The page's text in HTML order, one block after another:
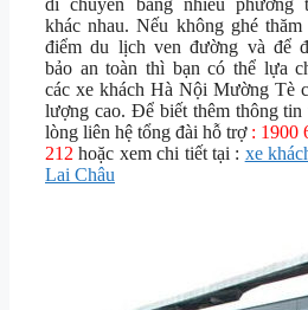
di chuyển bằng nhiều phương
khác nhau. Nếu không ghé thăm
điểm du lịch ven đường và để
bảo an toàn thì bạn có thể lựa
các xe khách Hà Nội Mường Tè
lượng cao. Để biết thêm thông tin
lòng liên hệ tổng đài hỗ trợ : 1900
212 hoặc xem chi tiết tại : xe
Lai Châu